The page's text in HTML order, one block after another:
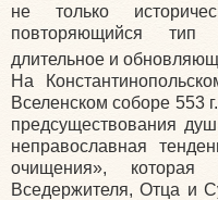
не только
повторяющийся
длительное и
На
Вселенском соборе 553
предсуществования
неправославная
очищения»,
Вседержителя, Отца и